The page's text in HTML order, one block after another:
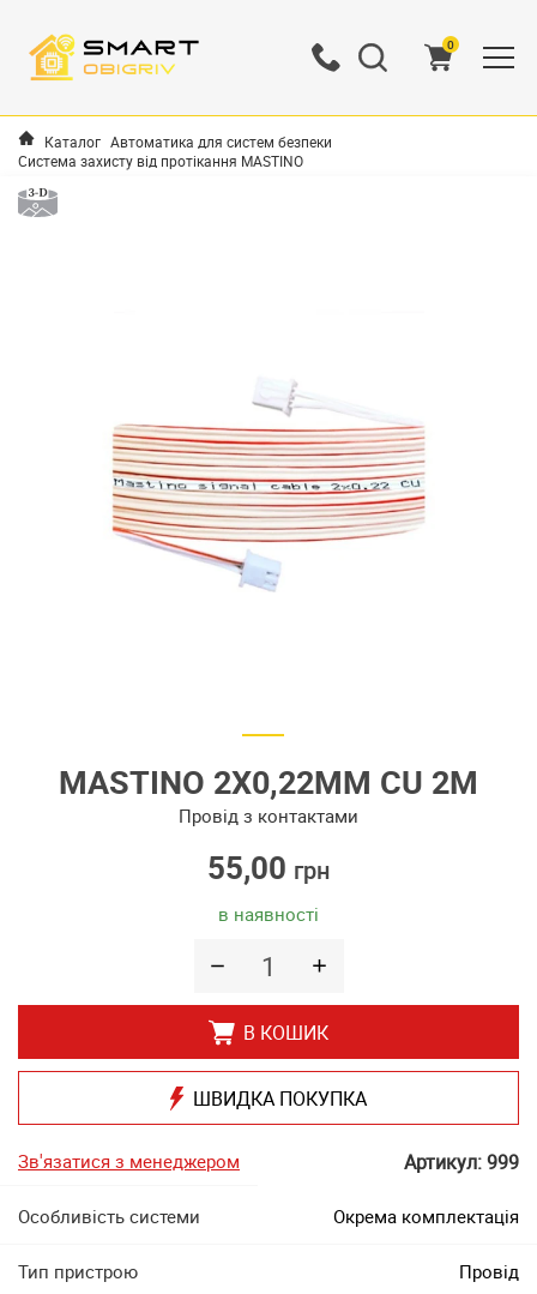
0
Каталог Автоматика для систем безпеки
Система захисту від протікання MASTINO
MASTINO 2Х0,22ММ CU 2М
Провід з контактами
55,00 грн
в наявності
В КОШИК
ШВИДКА ПОКУПКА
Зв'язатися з менеджером Артикул: 999
Особливість системи Окрема комплектація
Тип пристрою Провід